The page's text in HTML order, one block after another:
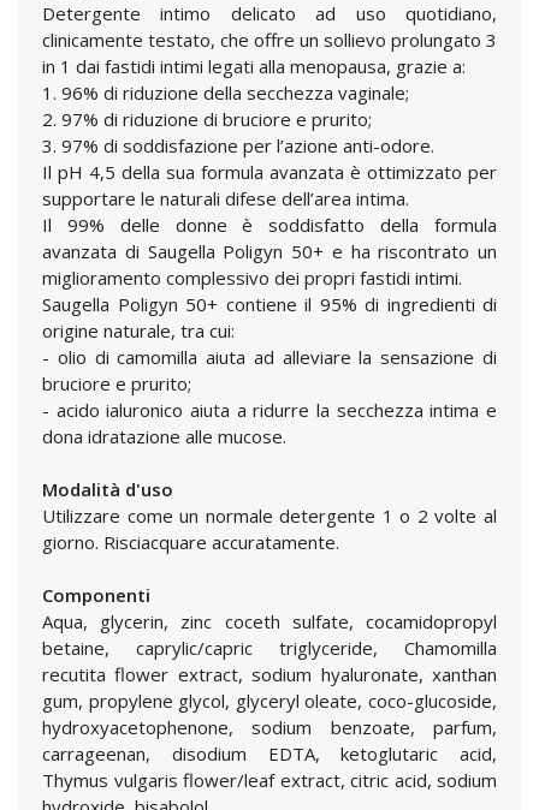
Detergente intimo delicato ad uso quotidiano,
clinicamente testato, che offre un sollievo prolungato 3
in 1 dai fastidi intimi legati alla menopausa, grazie a:
1. 96% di riduzione della secchezza vaginale;
2. 97% di riduzione di bruciore e prurito;
3. 97% di soddisfazione per l’azione anti-odore.
Il pH 4,5 della sua formula avanzata è ottimizzato per
supportare le naturali difese dell’area intima.
Il 99% delle donne è soddisfatto della formula
avanzata di Saugella Poligyn 50+ e ha riscontrato un
miglioramento complessivo dei propri fastidi intimi.
Saugella Poligyn 50+ contiene il 95% di ingredienti di
origine naturale, tra cui:
- olio di camomilla aiuta ad alleviare la sensazione di
bruciore e prurito;
- acido ialuronico aiuta a ridurre la secchezza intima e
dona idratazione alle mucose.
Modalità d'uso
Utilizzare come un normale detergente 1 o 2 volte al
giorno. Risciacquare accuratamente.
Componenti
Aqua, glycerin, zinc coceth sulfate, cocamidopropyl
betaine, caprylic/capric triglyceride, Chamomilla
recutita flower extract, sodium hyaluronate, xanthan
gum, propylene glycol, glyceryl oleate, coco-glucoside,
hydroxyacetophenone, sodium benzoate, parfum,
carrageenan, disodium EDTA, ketoglutaric acid,
Thymus vulgaris flower/leaf extract, citric acid, sodium